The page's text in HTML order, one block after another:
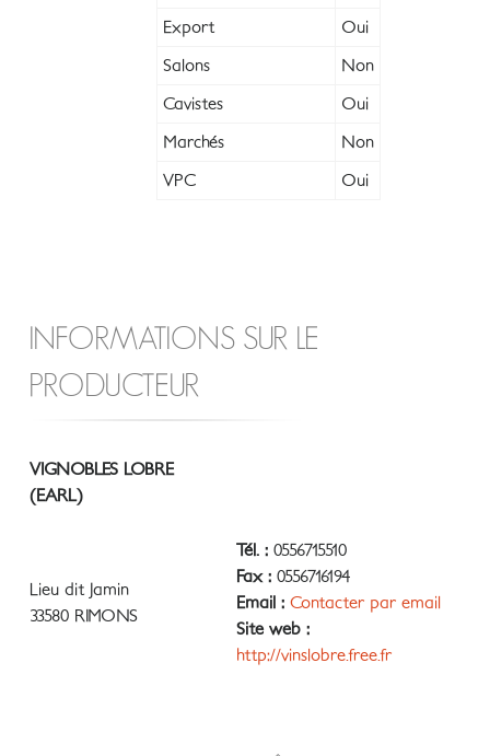
Export Oui
Salons Non
Cavistes Oui
Marchés Non
VPC Oui
INFORMATIONS SUR LE
PRODUCTEUR
VIGNOBLES LOBRE
(EARL)
Lieu dit Jamin
33580 RIMONS
Tél. : 0556715510
Fax : 0556716194
Email : Contacter par email
Site web :
http://vinslobre.free.fr